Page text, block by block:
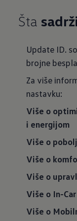
Šta
Update ID.
brojne
Za više
nastavku:
Više o
i energijom
Više o
Više o
Više o
Više o In-
Više o